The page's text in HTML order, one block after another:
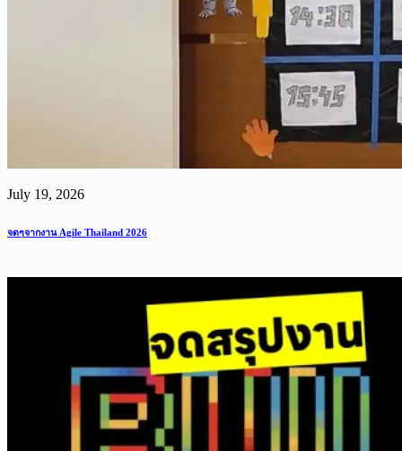
July 19, 2026
จดๆจากงาน Agile Thailand 2026